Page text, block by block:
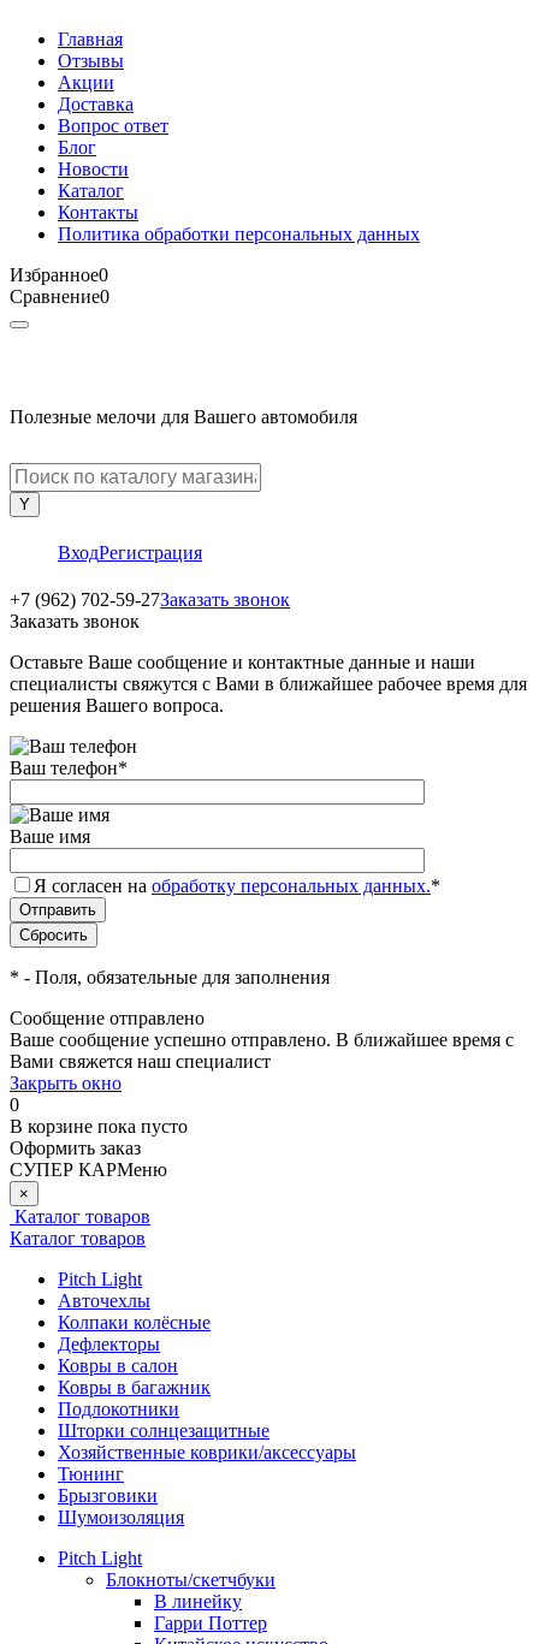
Главная
Отзывы
Акции
Доставка
Вопрос ответ
Блог
Новости
Каталог
Контакты
Политика обработки персональных данных
Избранное0
Сравнение0
Полезные мелочи для Вашего автомобиля
ВходРегистрация
+7 (962) 702-59-27Заказать звонок
Заказать звонок
Оставьте Ваше сообщение и контактные данные и наши
специалисты свяжутся с Вами в ближайшее рабочее время для
решения Вашего вопроса.
Ваш телефон*
Ваше имя
Я согласен на обработку персональных данных.*
* - Поля, обязательные для заполнения
Сообщение отправлено
Ваше сообщение успешно отправлено. В ближайшее время с
Вами свяжется наш специалист
Закрыть окно
0
В корзине пока пусто
Оформить заказ
СУПЕР КАРМеню
×
Каталог товаров
Каталог товаров
Pitch Light
Авточехлы
Колпаки колёсные
Дефлекторы
Ковры в салон
Ковры в багажник
Подлокотники
Шторки солнцезащитные
Хозяйственные коврики/аксессуары
Тюнинг
Брызговики
Шумоизоляция
Pitch Light
Блокноты/скетчбуки
В линейку
Гарри Поттер